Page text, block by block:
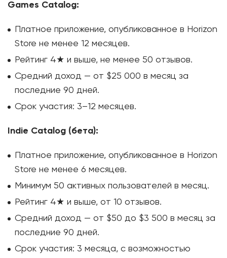
Games Catalog:
Платное приложение, опубликованное в Horizon
Store не менее 12 месяцев.
Рейтинг 4★ и выше, не менее 50 отзывов.
Средний доход — от $25 000 в месяц за
последние 90 дней.
Срок участия: 3–12 месяцев.
Indie Catalog (бета):
Платное приложение, опубликованное в Horizon
Store не менее 6 месяцев.
Минимум 50 активных пользователей в месяц.
Рейтинг 4★ и выше, от 10 отзывов.
Средний доход — от $50 до $3 500 в месяц за
последние 90 дней.
Срок участия: 3 месяца, с возможностью